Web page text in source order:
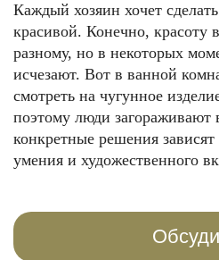
Каждый хозяин хочет
красивой. Конечно, красоту
разному, но в некоторых
исчезают. Вот в ванной
смотреть на чугунное
поэтому люди
конкретные решения
умения и художественного